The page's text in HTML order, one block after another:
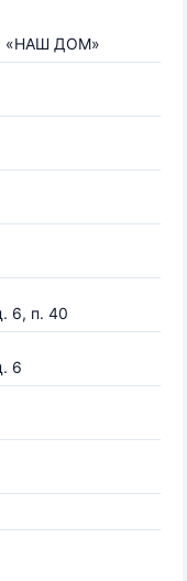
«НАШ ДОМ»
6, п. 40
6